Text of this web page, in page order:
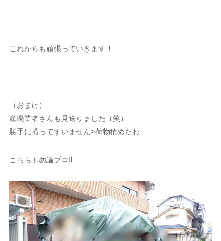
これからも頑張っていきます！
（おまけ）
産廃業者さんも見送りました（笑）
勝手に撮ってすいません>荷物積めたわ
こちらも勿論プロ‼